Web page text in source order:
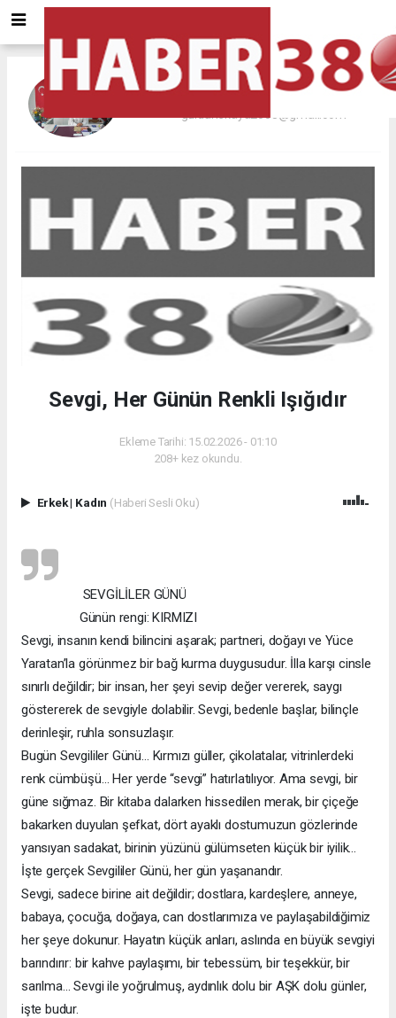
GÜLDANE KAYA
Sevgi, Her Günün Renkli Işığıdır
Ekleme Tarihi: 15.02.2026 - 01:10
208+ kez okundu.
Erkek| Kadın (Haberi Sesli Oku)
SEVGİLİLER GÜNÜ
Günün rengi: KIRMIZI
Sevgi, insanın kendi bilincini aşarak; partneri, doğayı ve Yüce
Yaratan’la görünmez bir bağ kurma duygusudur. İlla karşı cinsle
sınırlı değildir; bir insan, her şeyi sevip değer vererek, saygı
göstererek de sevgiyle dolabilir. Sevgi, bedenle başlar, bilinçle
derinleşir, ruhla sonsuzlaşır.
Bugün Sevgililer Günü… Kırmızı güller, çikolatalar, vitrinlerdeki
renk cümbüşü… Her yerde “sevgi” hatırlatılıyor. Ama sevgi, bir
güne sığmaz. Bir kitaba dalarken hissedilen merak, bir çiçeğe
bakarken duyulan şefkat, dört ayaklı dostumuzun gözlerinde
yansıyan sadakat, birinin yüzünü gülümseten küçük bir iyilik…
İşte gerçek Sevgililer Günü, her gün yaşanandır.
Sevgi, sadece birine ait değildir; dostlara, kardeşlere, anneye,
babaya, çocuğa, doğaya, can dostlarımıza ve paylaşabildiğimiz
her şeye dokunur. Hayatın küçük anları, aslında en büyük sevgiyi
barındırır: bir kahve paylaşımı, bir tebessüm, bir teşekkür, bir
sarılma… Sevgi ile yoğrulmuş, aydınlık dolu bir AŞK dolu günler,
işte budur.